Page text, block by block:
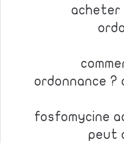
acheter
ordonnance ?
fosfomycine
peut